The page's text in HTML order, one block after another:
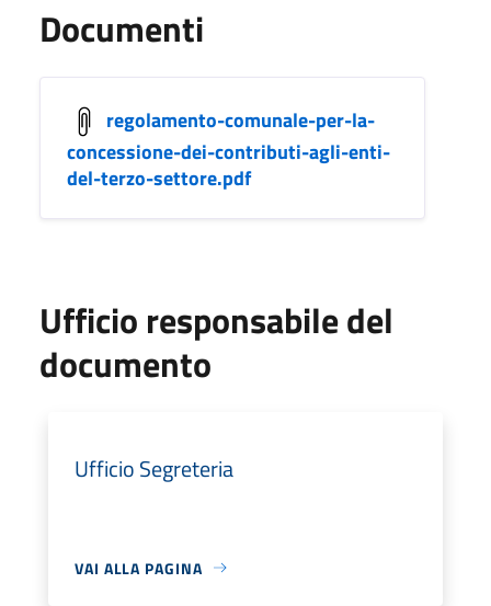
Documenti
regolamento-comunale-per-la-
concessione-dei-contributi-agli-enti-
del-terzo-settore.pdf
Ufficio responsabile del
documento
Ufficio Segreteria
VAI ALLA PAGINA